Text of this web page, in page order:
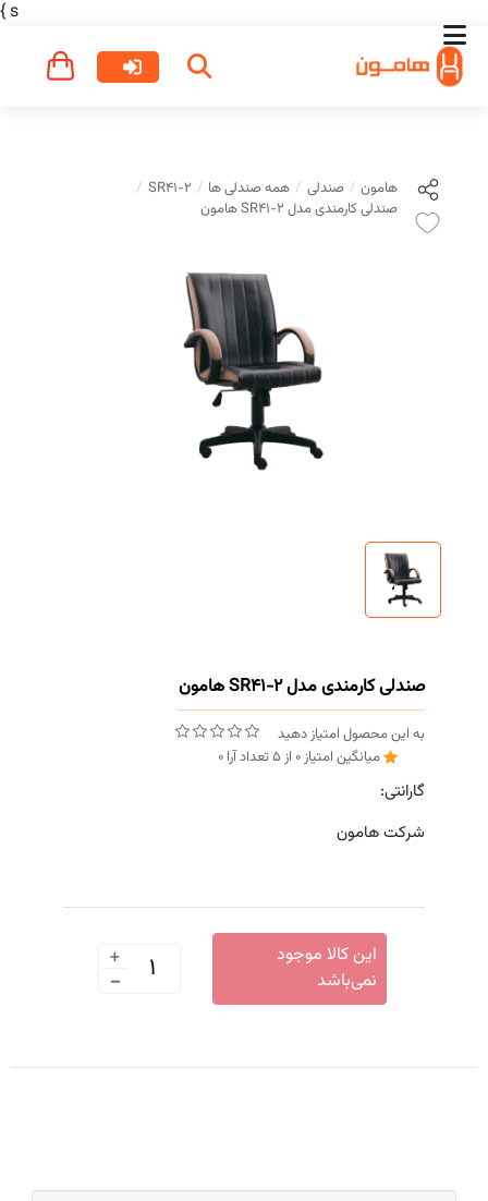
s
}
صندلی کارمندی مدل SR41-2 هامون
به این محصول امتیاز دهید
میانگین امتیاز0 از 5تعداد آرا 0
گارانتی:
شرکت هامون
+
-
این کالا موجود
نمی‌باشد
هامون صندلی همه صندلی ها
SR41-2
صندلی کارمندی مدل SR41-2 هامون